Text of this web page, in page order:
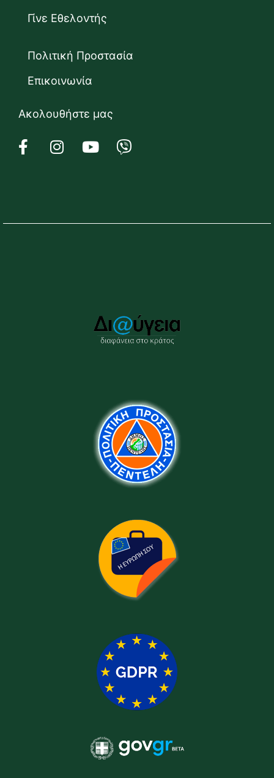
Γίνε Εθελοντής
Πολιτική Προστασία
Επικοινωνία
Ακολουθήστε μας